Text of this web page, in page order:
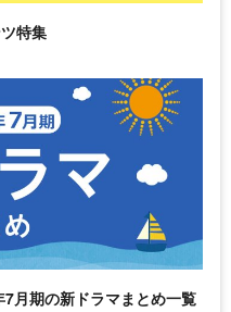
特集
7月期の新ドラマまとめ一覧